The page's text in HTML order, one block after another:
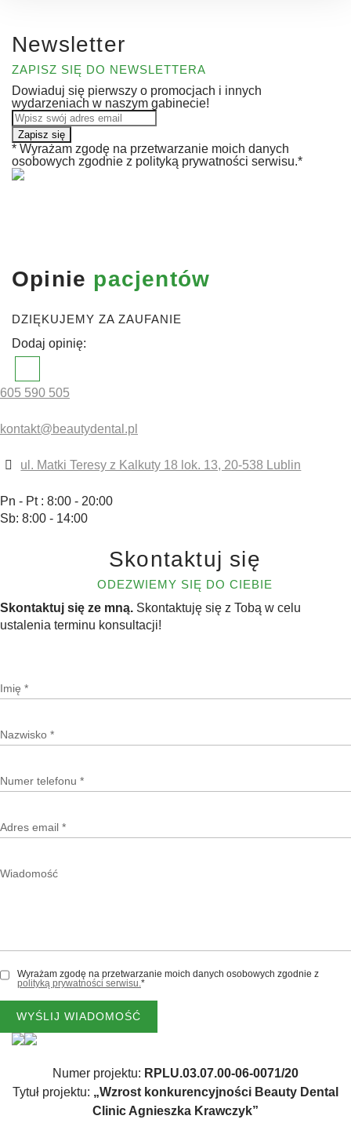
Newsletter
ZAPISZ SIĘ DO NEWSLETTERA
Dowiaduj się pierwszy o promocjach i innych
wydarzeniach w naszym gabinecie!
* Wyrażam zgodę na przetwarzanie moich danych
osobowych zgodnie z polityką prywatności serwisu.*
Opinie pacjentów
DZIĘKUJEMY ZA ZAUFANIE
Dodaj opinię:
605 590 505
kontakt@beautydental.pl
ul. Matki Teresy z Kalkuty 18 lok. 13, 20-538 Lublin
Pn - Pt : 8:00 - 20:00
Sb: 8:00 - 14:00
Skontaktuj się
ODEZWIEMY SIĘ DO CIEBIE
Skontaktuj się ze mną. Skontaktuję się z Tobą w celu
ustalenia terminu konsultacji!
Imię *
Nazwisko *
Numer telefonu *
Adres email *
Wiadomość
Wyrażam zgodę na przetwarzanie moich danych osobowych zgodnie z
polityką prywatności serwisu. *
WYŚLIJ WIADOMOŚĆ
Numer projektu: RPLU.03.07.00-06-0071/20
Tytuł projektu: „Wzrost konkurencyjności Beauty Dental
Clinic Agnieszka Krawczyk”
Oddzwonimy do Ciebie
Skontaktujemy się z Tobą w niedługim czasie i
Adres email *
Wiadomość
Wyrażam zgodę na przetwarzanie moich danych osobowych zgodnie
zpolityką prywatności serwisu.*
WYŚLIJ WIADOMOŚĆ